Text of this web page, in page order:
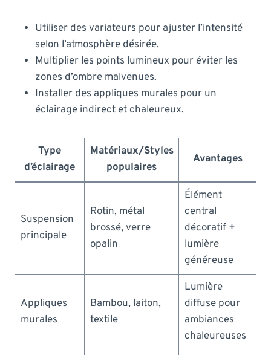
Utiliser des variateurs pour ajuster l’intensité
selon l’atmosphère désirée.
Multiplier les points lumineux pour éviter les
zones d’ombre malvenues.
Installer des appliques murales pour un
éclairage indirect et chaleureux.
Type
d’éclairage
Matériaux/Styles
populaires
Avantages
Suspension
principale
Rotin, métal
brossé, verre
opalin
Élément
central
décoratif +
lumière
généreuse
Appliques
murales
Bambou, laiton,
textile
Lumière
diffuse pour
ambiances
chaleureuses